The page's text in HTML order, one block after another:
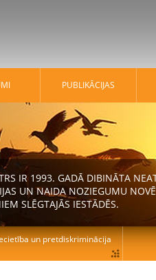
PUBLIKĀCIJAS
IR 1993. GADĀ DIBINĀTA
UN NAIDA NOZIEGUMU
SLĒGTAJĀS IESTĀDĒS.
un pretdiskriminācija